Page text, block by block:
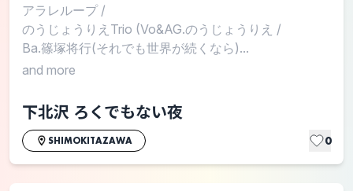
アラレループ /
のうじょうりえTrio (Vo&AG.のうじょうりえ /
Ba.篠塚将行(それでも世界が続くなら)...
and more
下北沢 ろくでもない夜
SHIMOKITAZAWA 0